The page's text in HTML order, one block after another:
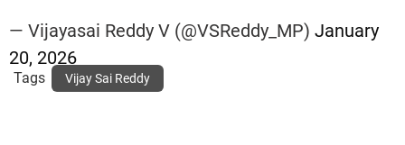
— Vijayasai Reddy V (@VSReddy_MP) January
20, 2026
Tags Vijay Sai Reddy